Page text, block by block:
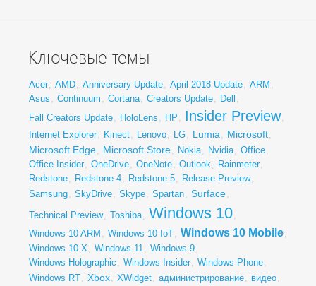
Ключевые темы
Acer, AMD, Anniversary Update, April 2018 Update, ARM ,
Asus , Continuum , Cortana, Creators Update, Dell ,
Fall Creators Update, HoloLens , HP , Insider Preview,
Internet Explorer, Kinect, Lenovo, LG, Lumia, Microsoft,
Microsoft Edge, Microsoft Store, Nokia, Nvidia, Office,
Office Insider, OneDrive, OneNote, Outlook, Rainmeter,
Redstone, Redstone 4, Redstone 5, Release Preview,
Samsung, SkyDrive, Skype, Spartan, Surface,
Technical Preview, Toshiba, Windows 10,
Windows 10 ARM , Windows 10 IoT, Windows 10 Mobile,
Windows 10 X, Windows 11, Windows 9,
Windows Holographic , Windows Insider, Windows Phone,
Windows RT, Xbox, XWidget, администрирование, видео,